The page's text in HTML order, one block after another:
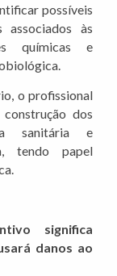
possíveis
às
químicas e
o profissional
dos
sanitária e
tendo papel
significa
danos ao